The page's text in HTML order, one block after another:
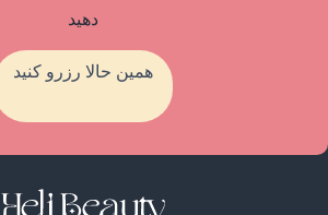
دهید
همین حالا رزرو کنید